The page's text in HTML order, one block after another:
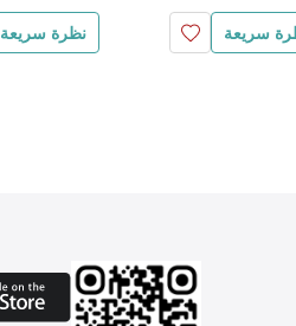
سريعة نظرة سريعة